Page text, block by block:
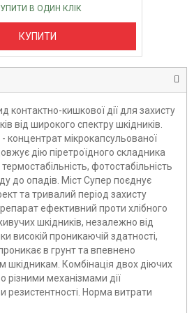
В ОДИН КЛІК
КУПИТИ
контактно-кишкової дії для захисту
від широкого спектру шкідників.
мікрокапсульованої
дію піретроїдного складника
фотостабільність
до опадів. Міст Супер поєднує
та тривалий період захисту
ефективний проти хлібного
шкідників, незалежно від
високій проникаючій здатності,
в грунт та впевнено
шкідникам. Комбінація двох діючих
різними механізмами дії
Норма витрати